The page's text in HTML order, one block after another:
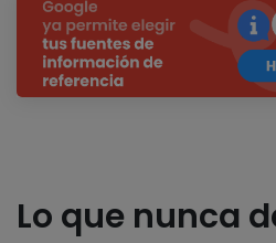
Lo que nunca